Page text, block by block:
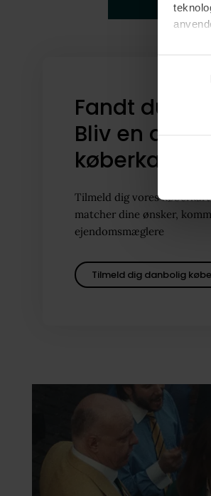
Ved
Fandt du
Bliv en del af
køberkartotek
Tilmeld dig vores
matcher dine ønsker,
ejendomsmæglere
Tilmeld dig danbolig